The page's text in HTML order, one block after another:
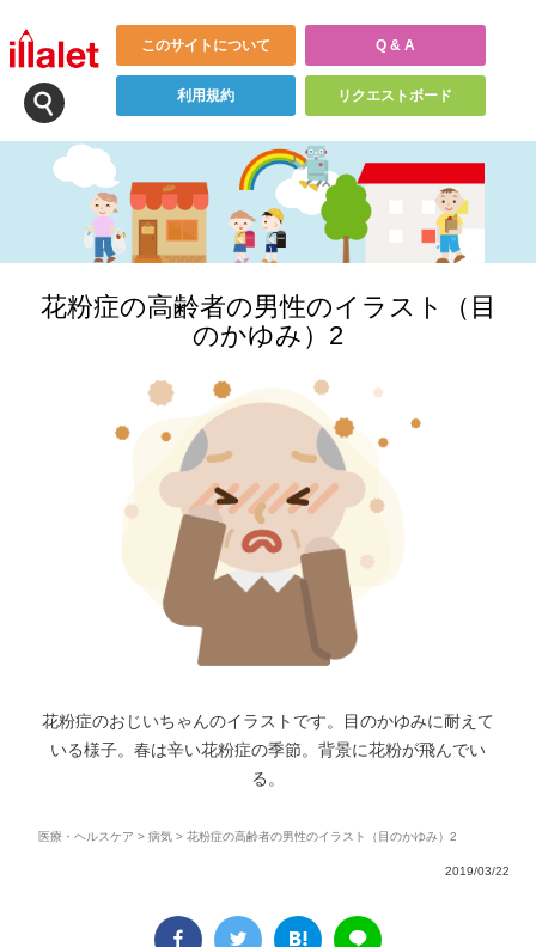
このサイトについて Q & A
利用規約 リクエストボード
花粉症の高齢者の男性のイラスト（目
のかゆみ）2
花粉症のおじいちゃんのイラストです。目のかゆみに耐えて
いる様子。春は辛い花粉症の季節。背景に花粉が飛んでい
る。
医療・ヘルスケア >病気 > 花粉症の高齢者の男性のイラスト（目のかゆみ）2
2019/03/22